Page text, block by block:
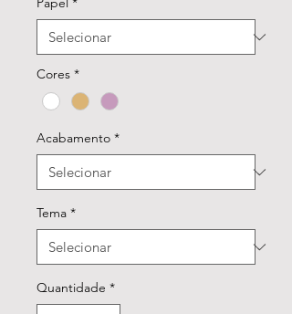
Cores *
Acabamento *
Tema *
Quantidade *